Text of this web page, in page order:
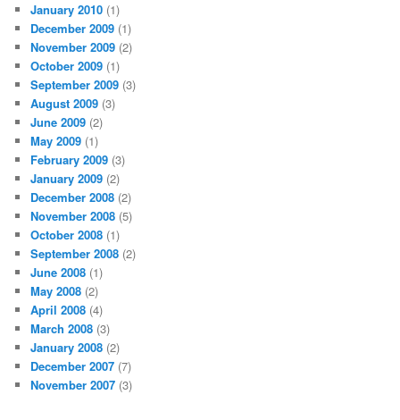
January 2010 (1)
December 2009 (1)
November 2009 (2)
October 2009 (1)
September 2009 (3)
August 2009 (3)
June 2009 (2)
May 2009 (1)
February 2009 (3)
January 2009 (2)
December 2008 (2)
November 2008 (5)
October 2008 (1)
September 2008 (2)
June 2008 (1)
May 2008 (2)
April 2008 (4)
March 2008 (3)
January 2008 (2)
December 2007 (7)
November 2007 (3)